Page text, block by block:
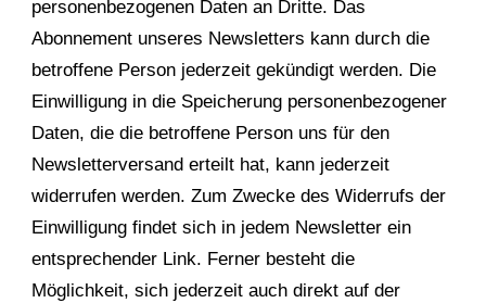
personenbezogenen Daten an Dritte. Das
Abonnement unseres Newsletters kann durch die
betroffene Person jederzeit gekündigt werden. Die
Einwilligung in die Speicherung personenbezogener
Daten, die die betroffene Person uns für den
Newsletterversand erteilt hat, kann jederzeit
widerrufen werden. Zum Zwecke des Widerrufs der
Einwilligung findet sich in jedem Newsletter ein
entsprechender Link. Ferner besteht die
Möglichkeit, sich jederzeit auch direkt auf der